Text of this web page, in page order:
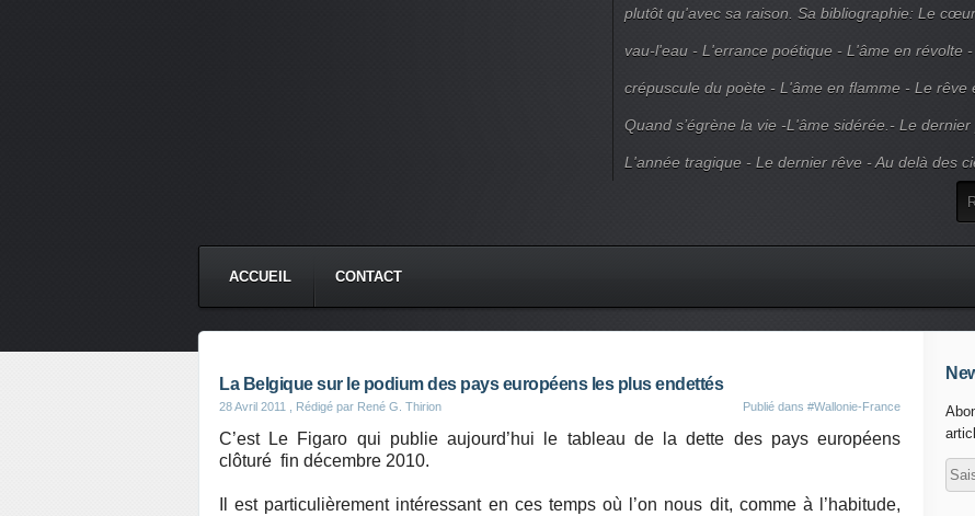
plutôt qu'avec sa raison. Sa bibliographie: Le
vau-l'eau - L'errance poétique - L'âme en révolte
crépuscule du poète - L'âme en flamme - Le
Quand s’égrène la vie -L'âme sidérée.- Le
L'année tragique - Le dernier rêve - Au delà des
ACCUEIL CONTACT
La Belgique sur le podium des pays européens les plus endettés
28 Avril 2011 , Rédigé par René G. Thirion Publié dans #Wallonie-France
C’est Le Figaro qui publie aujourd’hui le tableau de la dette des pays européens
clôturé fin décembre 2010.
Il est particulièrement intéressant en ces temps où l’on nous dit, comme à l’habitude,